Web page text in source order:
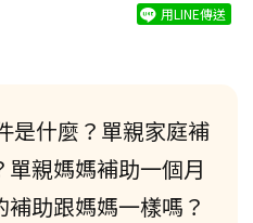
用LINE傳送
是什麼？單親家庭補
親媽媽補助一個月
助跟媽媽一樣嗎？